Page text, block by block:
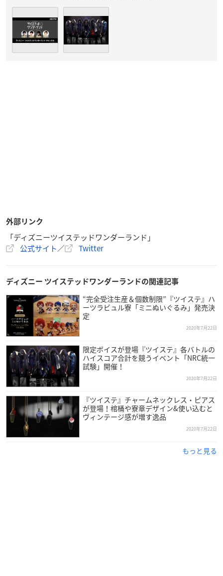
外部リンク
「ディズニーツイステッドワンダーランド」
公式サイト／ Twitter
ディズニー ツイステッドワンダーランドの関連記事
“完全受注生産＆個数制限”『ツイステ』ハ
ーツラビュル寮「ミニぬいぐるみ」発売決
定
2020年7月22日
限定ボイスが登場『ツイステ』各バトルの
ハイスコア合計を競うイベント「NRC統一
試験」開催！
2020年7月22日
『ツイステ』チャームネックレス・ピアス
が登場！棺桶や寮章デザイン&使い込むと
ヴィンテージ感が増す逸品
2020年7月22日
もっと見る